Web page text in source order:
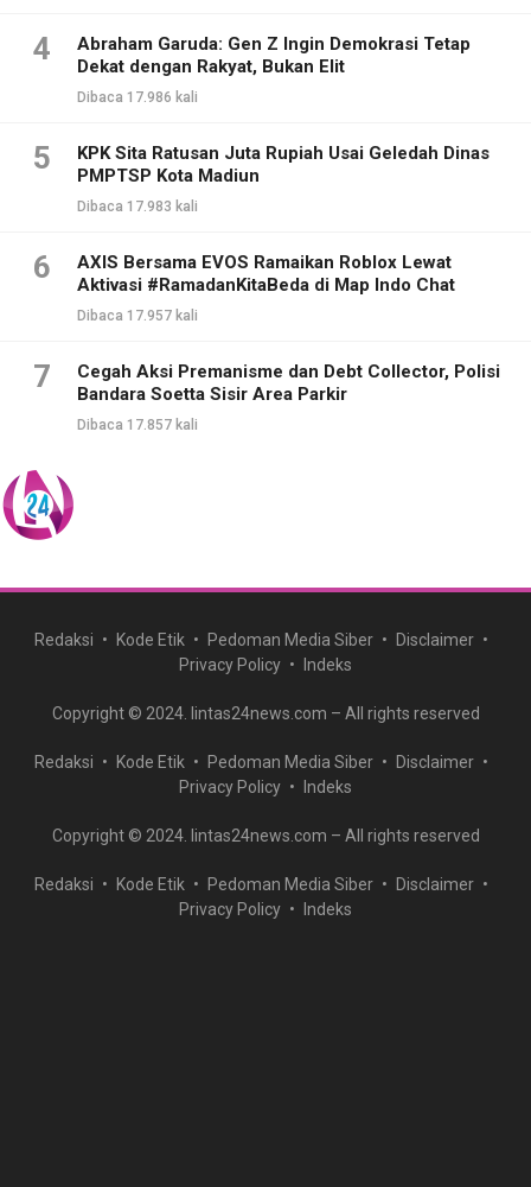
4
Abraham Garuda: Gen Z Ingin Demokrasi Tetap
Dekat dengan Rakyat, Bukan Elit
Dibaca 17.986 kali
5
KPK Sita Ratusan Juta Rupiah Usai Geledah Dinas
PMPTSP Kota Madiun
Dibaca 17.983 kali
6
AXIS Bersama EVOS Ramaikan Roblox Lewat
Aktivasi #RamadanKitaBeda di Map Indo Chat
Dibaca 17.957 kali
7
Cegah Aksi Premanisme dan Debt Collector, Polisi
Bandara Soetta Sisir Area Parkir
Dibaca 17.857 kali
Redaksi Kode Etik Pedoman Media Siber
Disclaimer
Privacy Policy
Indeks
Copyright © 2024. lintas24news.com – All rights reserved
Redaksi Kode Etik Pedoman Media Siber
Disclaimer
Privacy Policy
Indeks
Copyright © 2024. lintas24news.com – All rights reserved
Redaksi Kode Etik Pedoman Media Siber
Disclaimer
Privacy Policy
Indeks